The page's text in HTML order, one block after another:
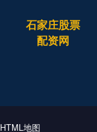
石家庄股票
配资网
HTML地图